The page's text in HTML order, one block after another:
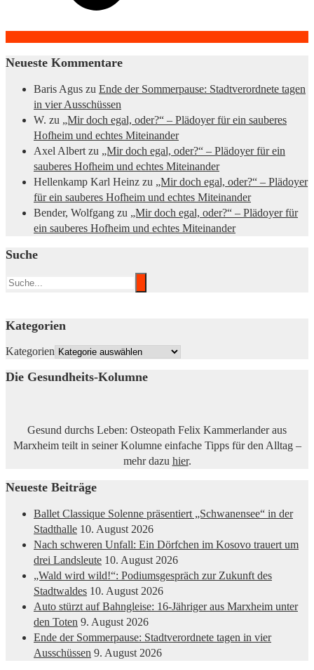
Neueste Kommentare
Baris Agus zu Ende der Sommerpause: Stadtverordnete tagen
in vier Ausschüssen
W. zu „Mir doch egal, oder?“ – Plädoyer für ein sauberes
Hofheim und echtes Miteinander
Axel Albert zu „Mir doch egal, oder?“ – Plädoyer für ein
sauberes Hofheim und echtes Miteinander
Hellenkamp Karl Heinz zu „Mir doch egal, oder?“ – Plädoyer
für ein sauberes Hofheim und echtes Miteinander
Bender, Wolfgang zu „Mir doch egal, oder?“ – Plädoyer für
ein sauberes Hofheim und echtes Miteinander
Suche
Kategorien
Kategorien
Die Gesundheits-Kolumne
Gesund durchs Leben: Osteopath Felix Kammerlander aus
Marxheim teilt in seiner Kolumne einfache Tipps für den Alltag –
mehr dazu hier.
Neueste Beiträge
Ballet Classique Solenne präsentiert „Schwanensee“ in der
Stadthalle 10. August 2026
Nach schweren Unfall: Ein Dörfchen im Kosovo trauert um
drei Landsleute 10. August 2026
„Wald wird wild!“: Podiumsgespräch zur Zukunft des
Stadtwaldes 10. August 2026
Auto stürzt auf Bahngleise: 16-Jähriger aus Marxheim unter
den Toten 9. August 2026
Ende der Sommerpause: Stadtverordnete tagen in vier
Ausschüssen 9. August 2026